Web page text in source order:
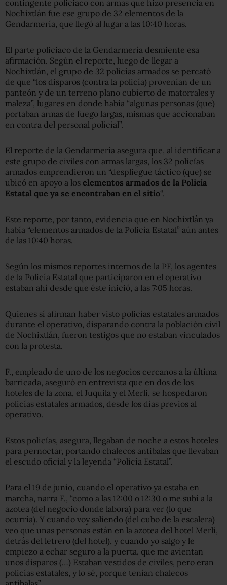
contingente policiaco con armas que hizo presencia en
Nochixtlán fue ese grupo de 32 elementos de la
Gendarmería, que llegó al lugar a las 10:40 horas.
El parte policiaco de la Gendarmería desmiente esa
afirmación. Según el reporte, luego de llegar a
Nochixtlán, el grupo de 32 policías armados se percató
de que “los disparos (contra la policía) provenían de un
panteón y de un terreno plano cubierto de matorrales y
maleza”, lugares en donde había “algunas personas (que)
portaban armas de fuego largas, mismas que accionaban
en contra del personal policial”.
El reporte de la Gendarmería asegura que, al identificar a
este grupo de civiles con armas largas, los 32 policías
armados emprendieron un “despliegue táctico (que) se
ubicó en apoyo a los elementos armados de la Policía
Estatal que ya se encontraban en el sitio“.
Este reporte, por tanto, evidencia que en Nochixtlán ya
había “elementos armados de la Policía Estatal” aún antes
de las 10:40 horas.
Según los mismos reportes internos de la PF, los agentes
de la Policía Estatal que participaron en el operativo
estaban ahí desde que éste inició, a las 7:05 horas.
Quienes sí afirman haber visto policías estatales armados
durante el operativo, disparando contra la población civil
de Nochixtlán, fueron testigos que no estaban vinculados
con la protesta.
F., empleado de uno de los negocios cercanos a la última
barricada, aseguró en entrevista que en dos de los
hoteles de la zona, el Juquila y el Merli, se hospedaron
policías estatales armados, desde los días previos al
operativo.
Estos policías, asegura, llegaban de noche a estos hoteles
para pernoctar, portando chalecos antibalas que llevaban
el escudo oficial y la leyenda “Policía Estatal”.
Para el 19 de junio, cuando el operativo ya estaba en
marcha, narra F., “como a las 12:00 o 12:30 o me subí a la
azotea (del negocio donde labora) para ver (lo que
ocurría). Y cuando voy saliendo (del cubo de la escalera)
veo que unas personas están en la azotea del hotel Merli,
detrás del letrero (del hotel), y cuando yo salgo y le
empiezo a echar seguro a la puerta, que me avientan
unos disparos (…) Estaban vestidos de civiles, pero eran
policías estatales, y lo sé, porque tenían chalecos